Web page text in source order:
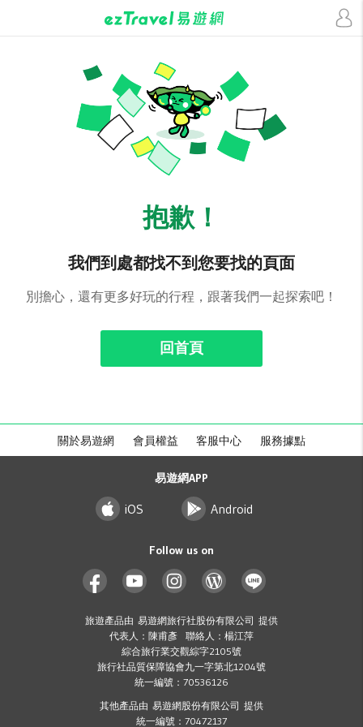
抱歉！
我們到處都找不到您要找的頁面
別擔心，還有更多好玩的行程，跟著我們一起探索吧！
回首頁
關於易遊網 會員權益 客服中心 服務據點
易遊網APP
iOS Android
Follow us on
旅遊產品由 易遊網旅行社股份有限公司 提供
代表人：陳甫彥 聯絡人：楊江萍
綜合旅行業交觀綜字2105號
旅行社品質保障協會九一字第北1204號
統一編號：70536126
其他產品由 易遊網股份有限公司 提供
統一編號：70472137